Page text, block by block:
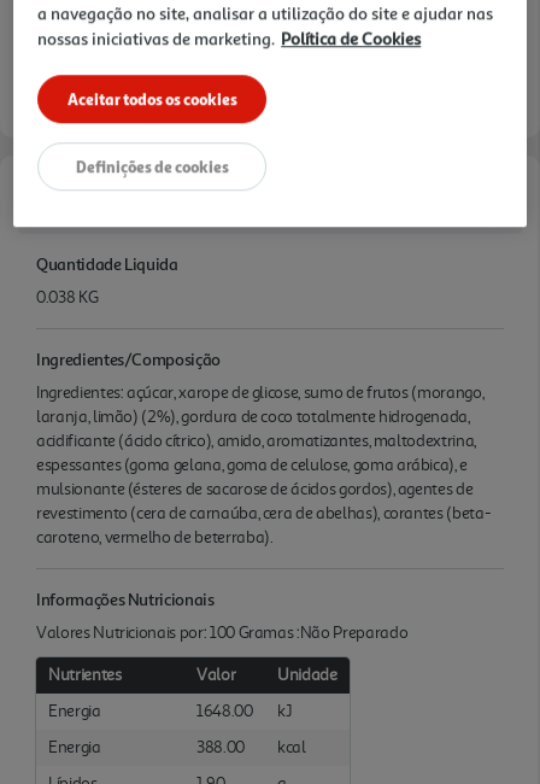
Quantidade Liquida
0.038 KG
Ingredientes/Composição
Ingredientes: açúcar, xarope de glicose, sumo de frutos (morango,
laranja, limão) (2%), gordura de coco totalmente hidrogenada,
acidificante (ácido cítrico), amido, aromatizantes, maltodextrina,
espessantes (goma gelana, goma de celulose, goma arábica), e
mulsionante (ésteres de sacarose de ácidos gordos), agentes de
revestimento (cera de carnaúba, cera de abelhas), corantes (beta-
caroteno, vermelho de beterraba).
Informações Nutricionais
Valores Nutricionais por: 100 Gramas :Não Preparado
Nutrientes Valor
Unidade
Energia
1648.00
kJ
Energia
388.00
kcal
a navegação no site, analisar a utilização do site e ajudar nas
nossas iniciativas de marketing. Política de Cookies
Aceitar todos os cookies
Definições de cookies